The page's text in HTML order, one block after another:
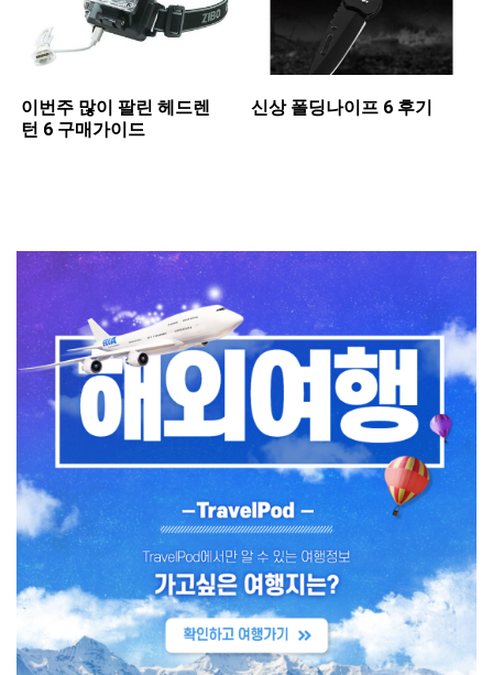
이번주 많이 팔린 ​헤드렌
턴 6 구매가이드
신상 ​폴딩나이프 6 후기